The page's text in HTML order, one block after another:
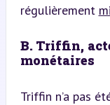
régulièrement
B. Triffin,
monétaires
Triffin n’a pas